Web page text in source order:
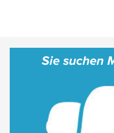
Sie suchen